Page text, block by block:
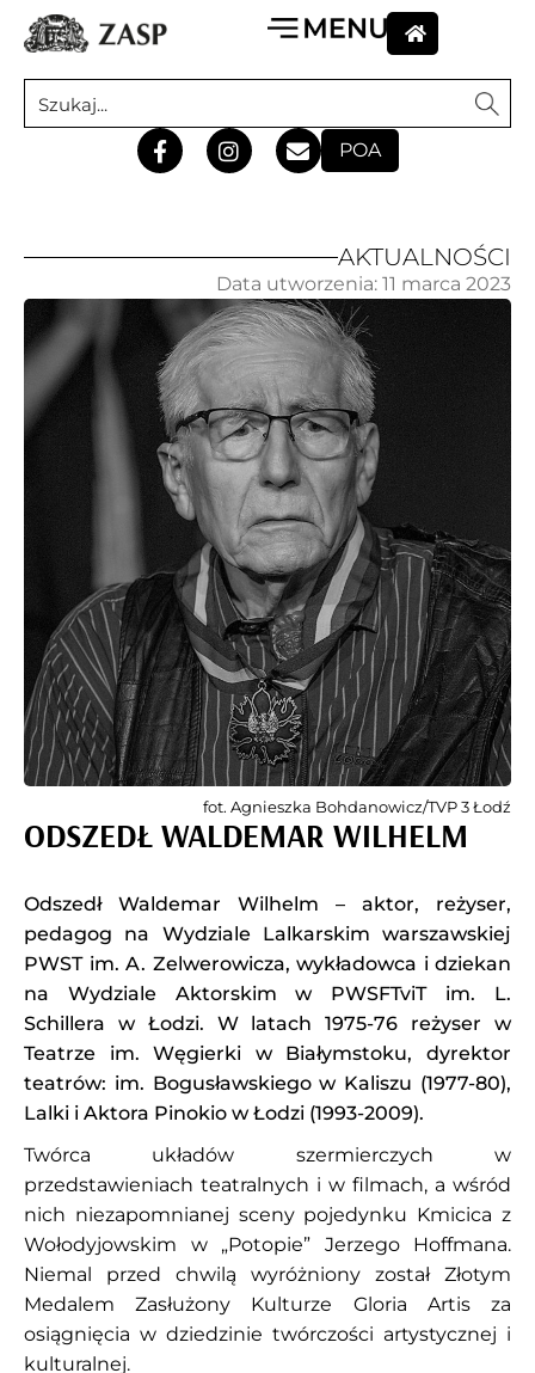
POA
AKTUALNOŚCI
ODSZEDŁ WALDEMAR WILHELM
Odszedł Waldemar Wilhelm – aktor, reżyser,
pedagog na Wydziale Lalkarskim warszawskiej
PWST im. A. Zelwerowicza, wykładowca i dziekan
na Wydziale Aktorskim w PWSFTviT im. L.
Schillera w Łodzi. W latach 1975-76 reżyser w
Teatrze im. Węgierki w Białymstoku, dyrektor
teatrów: im. Bogusławskiego w Kaliszu (1977-80),
Lalki i Aktora Pinokio w Łodzi (1993-2009).
Twórca układów szermierczych w
przedstawieniach teatralnych i w filmach, a wśród
nich niezapomnianej sceny pojedynku Kmicica z
Wołodyjowskim w „Potopie” Jerzego Hoffmana.
Niemal przed chwilą wyróżniony został Złotym
Medalem Zasłużony Kulturze Gloria Artis za
osiągnięcia w dziedzinie twórczości artystycznej i
kulturalnej.
Data utworzenia: 11 marca 2023
fot. Agnieszka Bohdanowicz/TVP 3 Łodź